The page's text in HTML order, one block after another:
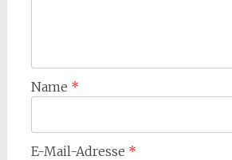
Name *
E-Mail-Adresse *